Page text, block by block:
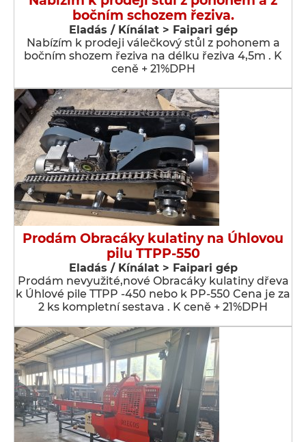
bočním schozem řeziva.
Eladás / Kínálat > Faipari gép
Nabízím k prodeji válečkový stůl z pohonem a
bočním shozem řeziva na délku řeziva 4,5m . K
ceně + 21%DPH
Prodám Obracáky kulatiny na Úhlovou
pilu TTPP-550
Eladás / Kínálat > Faipari gép
Prodám nevyužité,nové Obracáky kulatiny dřeva
k Úhlové pile TTPP -450 nebo k PP-550 Cena je za
2 ks kompletní sestava . K ceně + 21%DPH